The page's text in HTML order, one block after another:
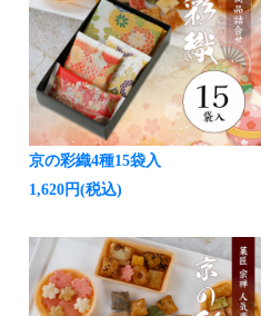
京の彩織4種15袋入
1,620円(税込)